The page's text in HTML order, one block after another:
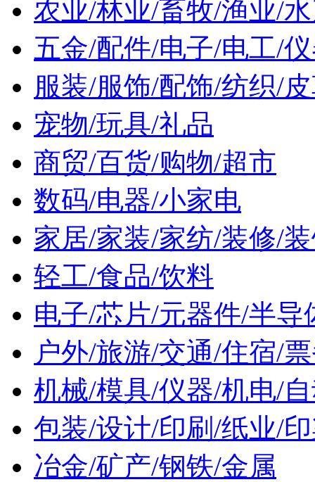
农业/林业/畜牧/渔业/
五金/配件/电子/电工/
服装/服饰/配饰/纺织/
宠物/玩具/礼品
商贸/百货/购物/超市
数码/电器/小家电
家居/家装/家纺/装修/
轻工/食品/饮料
电子/芯片/元器件/半导
户外/旅游/交通/住宿/
机械/模具/仪器/机电/
包装/设计/印刷/纸业/
冶金/矿产/钢铁/金属